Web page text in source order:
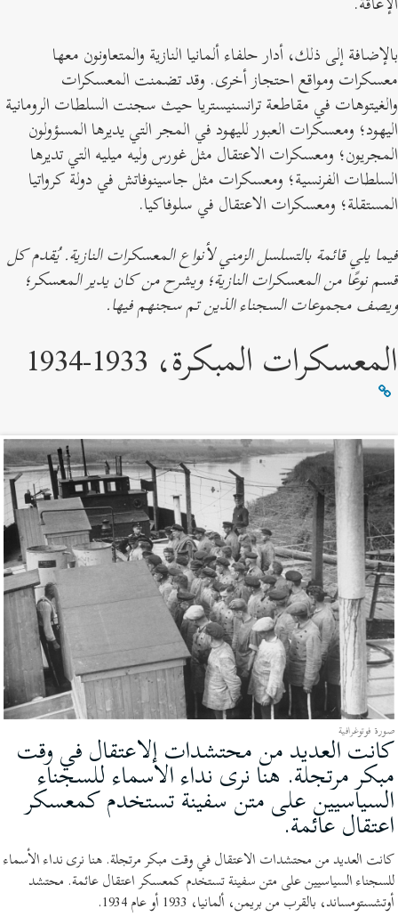
إلى ذلك، أدار حلفاء ألمانيا النازية والمتعاونون معها
ومواقع احتجاز أخرى. وقد تضمنت المعسكرات
في مقاطعة ترانسنيستريا حيث سجنت السلطات الرومانية
ومعسكرات العبور لليهود في المجر التي يديرها المسؤولون
ومعسكرات الاعتقال مثل غورس وليه ميليه التي تديرها
الفرنسية؛ ومعسكرات مثل جاسينوفاتش في دولة كرواتيا
ومعسكرات الاعتقال في سلوفاكيا.
يلي قائمة بالتسلسل الزمني لأنواع المعسكرات النازية. يُقدم كل
نوعًا من المعسكرات النازية؛ ويشرح من كان يدير المعسكر؛
مجموعات السجناء الذين تم سجنهم فيها.
المبكرة، 1933-1934
صورة فوتوغرافية
كانت العديد من محتشدات الاعتقال في وقت
مبكر مرتجلة. هنا نرى نداء الأسماء للسجناء
السياسيين على متن سفينة تستخدم كمعسكر
اعتقال عائمة.(صورة
فوتوغرافية)
كانت العديد من محتشدات الاعتقال في وقت مبكر مرتجلة. هنا نرى نداء الأسماء
للسجناء السياسيين على متن سفينة تستخدم كمعسكر اعتقال عائمة. محتشد
أوتشستومساند، بالقرب من بريمن، ألمانيا، 1933 أو عام 1934.